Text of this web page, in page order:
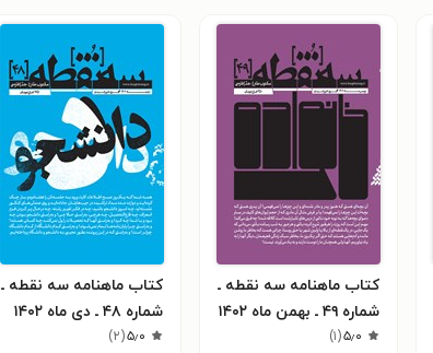
کتاب ماهنامه سه نقطه ـ
شماره ۴۹ ـ بهمن ماه ۱۴۰۲
۵٫۰(۱)
کتاب ماهنامه سه نقطه ـ
شماره ۴۸ ـ دی ماه ۱۴۰۲
۵٫۰(۲)